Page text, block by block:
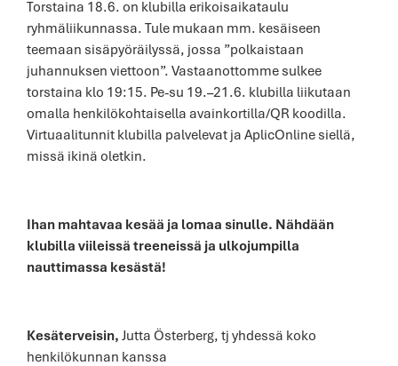
Torstaina 18.6. on klubilla erikoisaikataulu
ryhmäliikunnassa. Tule mukaan mm. kesäiseen
teemaan sisäpyöräilyssä, jossa ”polkaistaan
juhannuksen viettoon”. Vastaanottomme sulkee
torstaina klo 19:15. Pe-su 19.–21.6. klubilla liikutaan
omalla henkilökohtaisella avainkortilla/QR koodilla.
Virtuaalitunnit klubilla palvelevat ja AplicOnline siellä,
missä ikinä oletkin.
Ihan mahtavaa kesää ja lomaa sinulle. Nähdään
klubilla viileissä treeneissä ja ulkojumpilla
nauttimassa kesästä!
Kesäterveisin, Jutta Österberg, tj yhdessä koko
henkilökunnan kanssa